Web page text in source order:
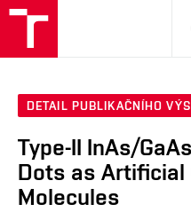
DETAIL PUBLIKAČNÍHO
Type-II InAs/
Dots as Artificial
Molecules